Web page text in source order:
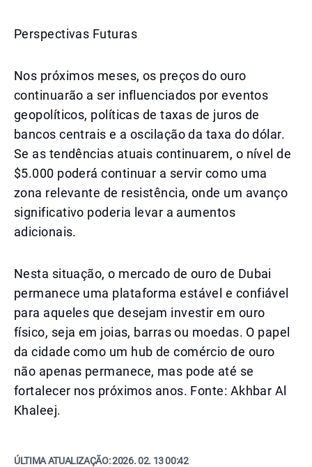
Perspectivas Futuras
Nos próximos meses, os preços do ouro
continuarão a ser influenciados por eventos
geopolíticos, políticas de taxas de juros de
bancos centrais e a oscilação da taxa do dólar.
Se as tendências atuais continuarem, o nível de
$5.000 poderá continuar a servir como uma
zona relevante de resistência, onde um avanço
significativo poderia levar a aumentos
adicionais.
Nesta situação, o mercado de ouro de Dubai
permanece uma plataforma estável e confiável
para aqueles que desejam investir em ouro
físico, seja em joias, barras ou moedas. O papel
da cidade como um hub de comércio de ouro
não apenas permanece, mas pode até se
fortalecer nos próximos anos. Fonte: Akhbar Al
Khaleej.
ÚLTIMA ATUALIZAÇÃO:2026. 02. 13 00:42